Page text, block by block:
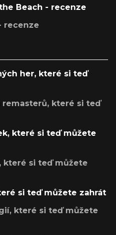
Beach - recenze
recenze
her, které si teď
remasterů, které si teď
které si teď můžete
které si teď můžete
si teď můžete zahrát
které si teď můžete